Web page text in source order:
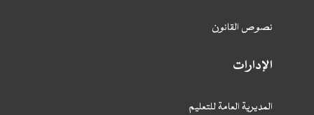
نصوص القانون
الإدارات
المديرية العامة للتعليم